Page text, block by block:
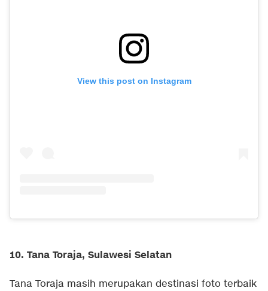
View this post on Instagram
10. Tana Toraja, Sulawesi Selatan
Tana Toraja masih merupakan destinasi foto terbaik